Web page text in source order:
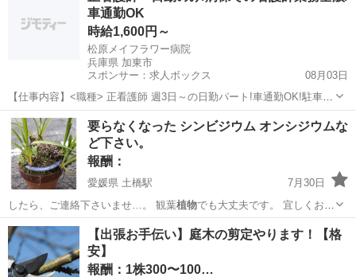
車通勤OK
時給1,600円～
松原メイフラワー病院
兵庫県 加東市
スポンサー：求人ボックス
08月03日
【仕事内容】<職種> 正看護師 週3日～の日勤パート!車通勤OK!駐車場
無料!綺麗な病院!残業ほぼナシ! <ポイント> 田畑・川・山に囲まれ
た、丘の上の綺麗な病院で日勤パートのお仕事です!! 車通勤OK!駐車場
無料です!! 緑豊か...
アルバイト・パート
要らなくなった シンビジウム オンシジウムな
ど下さい。
報酬：
愛媛県 土橋駅
7月30日
したら、ご連絡下さいませ…。 観葉植物でも大丈夫です。 宜しくお願
い致…
愛媛 松山市 土橋駅 買いたい/ください 観葉植物
【出張お手伝い】庭木の剪定やります！【格
安】
報酬：1株300〜100…